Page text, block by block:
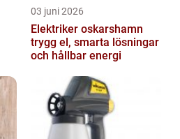
03 juni 2026
Elektriker oskarshamn
trygg el, smarta lösningar
och hållbar energi